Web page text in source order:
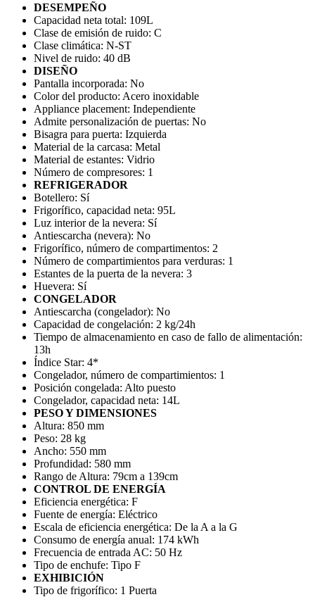
DESEMPEÑO
Capacidad neta total: 109L
Clase de emisión de ruido: C
Clase climática: N-ST
Nivel de ruido: 40 dB
DISEÑO
Pantalla incorporada: No
Color del producto: Acero inoxidable
Appliance placement: Independiente
Admite personalización de puertas: No
Bisagra para puerta: Izquierda
Material de la carcasa: Metal
Material de estantes: Vidrio
Número de compresores: 1
REFRIGERADOR
Botellero: Sí
Frigorífico, capacidad neta: 95L
Luz interior de la nevera: Sí
Antiescarcha (nevera): No
Frigorífico, número de compartimentos: 2
Número de compartimientos para verduras: 1
Estantes de la puerta de la nevera: 3
Huevera: Sí
CONGELADOR
Antiescarcha (congelador): No
Capacidad de congelación: 2 kg/24h
Tiempo de almacenamiento en caso de fallo de alimentación:
13h
Índice Star: 4*
Congelador, número de compartimientos: 1
Posición congelada: Alto puesto
Congelador, capacidad neta: 14L
PESO Y DIMENSIONES
Altura: 850 mm
Peso: 28 kg
Ancho: 550 mm
Profundidad: 580 mm
Rango de Altura: 79cm a 139cm
CONTROL DE ENERGÍA
Eficiencia energética: F
Fuente de energía: Eléctrico
Escala de eficiencia energética: De la A a la G
Consumo de energía anual: 174 kWh
Frecuencia de entrada AC: 50 Hz
Tipo de enchufe: Tipo F
EXHIBICIÓN
Tipo de frigorífico: 1 Puerta